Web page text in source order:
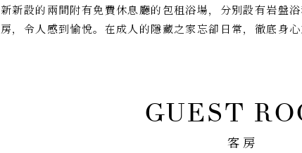
新新設的兩間附有免費休息廳的包租浴場，分別設有岩盤
房，令人感到愉悅。在成人的隱藏之家忘卻日常，徹底身
客房